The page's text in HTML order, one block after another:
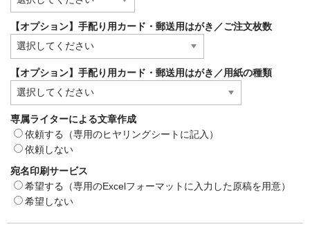
【オプション】手配り用カード・郵送用はがき／ご注文枚数
【オプション】手配り用カード・郵送用はがき／用紙の種類
専属ライターによる文章作成
依頼する（専用のヒヤリングシートに記入）
依頼しない
宛名印刷サービス
希望する（専用のExcelフォーマットに入力した原稿を用意）
希望しない